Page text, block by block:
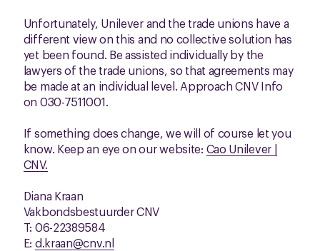
Unfortunately, Unilever and the trade unions have a
different view on this and no collective solution has
yet been found. Be assisted individually by the
lawyers of the trade unions, so that agreements may
be made at an individual level. Approach CNV Info
on 030-7511001.
If something does change, we will of course let you
know. Keep an eye on our website: Cao Unilever |
CNV.
Diana Kraan
Vakbondsbestuurder CNV
T: 06-22389584
E: d.kraan@cnv.nl